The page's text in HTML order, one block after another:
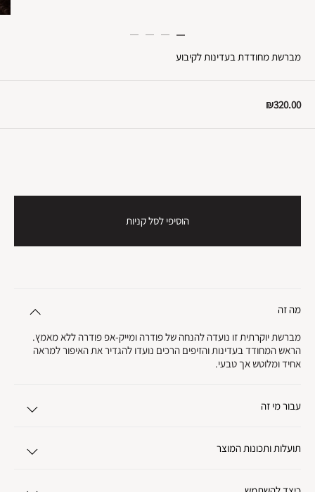
מברשת מחודדת בעדינות לקיבוע
₪320.00
הוסיפי לסל קניות
מה זה
מברשת יוקרתית זו נועדה להנחה של פודרה ומייק-אפ פודרה ללא מאמץ.
הראש המחודד בעדינות והזיפים הרכים נועדו להגדיר את האיפור למראה
אחיד ומלוטש אך טבעי.
עבור מי זה
תועלות ותכונות המוצר